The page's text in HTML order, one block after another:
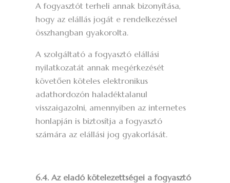
A fogyasztót terheli annak bizonyítása,
hogy az elállás jogát e rendelkezéssel
összhangban gyakorolta.
A szolgáltató a fogyasztó elállási
nyilatkozatát annak megérkezését
követően köteles elektronikus
adathordozón haladéktalanul
visszaigazolni, amennyiben az internetes
honlapján is biztosítja a fogyasztó
számára az elállási jog gyakorlását.
6.4. Az eladó kötelezettségei a fogyasztó